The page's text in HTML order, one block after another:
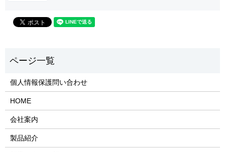
個人情報保護問い合わせ
HOME
会社案内
製品紹介